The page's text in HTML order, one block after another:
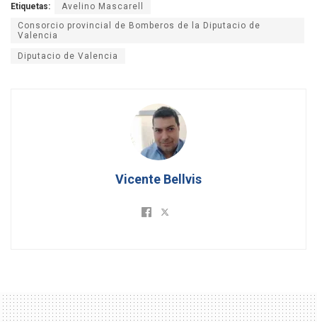
Etiquetas:
Avelino Mascarell
Consorcio provincial de Bomberos de la Diputacio de
Valencia
Diputacio de Valencia
Vicente Bellvis